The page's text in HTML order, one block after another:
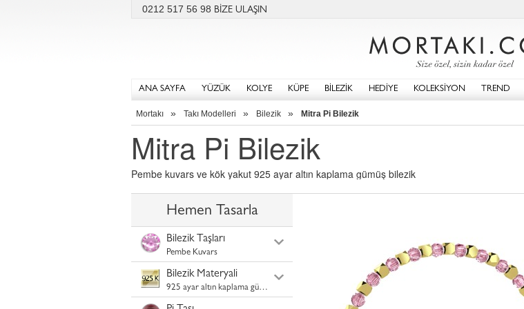
0212 517 56 98 BİZE ULAŞIN
ANA SAYFA YÜZÜK KOLYE KÜPE BİLEZİK HEDİYE KOLEKSİYON TREND
Mortakı » Takı Modelleri » Bilezik » Mitra Pi Bilezik
Mitra Pi Bilezik
Pembe kuvars ve kök yakut 925 ayar altın kaplama gümüş bilezik
Hemen Tasarla
Bilezik Taşları
Pembe Kuvars
Bilezik Materyali
925 ayar altın kaplama gümüş